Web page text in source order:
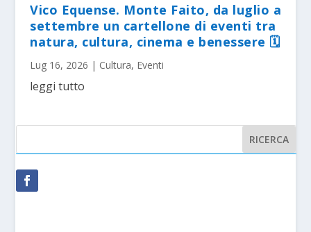
Vico Equense. Monte Faito, da luglio a
settembre un cartellone di eventi tra
natura, cultura, cinema e benessere 🗓
Lug 16, 2026 | Cultura, Eventi
leggi tutto